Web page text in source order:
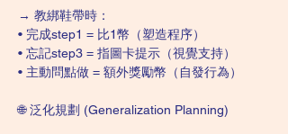
→ 教綁鞋帶時：
• 完成step1 = 比1幣（塑造程序）
• 忘記step3 = 指圖卡提示（視覺支持）
• 主動問點做 = 額外獎勵幣（自發行為）
🌐 泛化規劃 (Generalization Planning)